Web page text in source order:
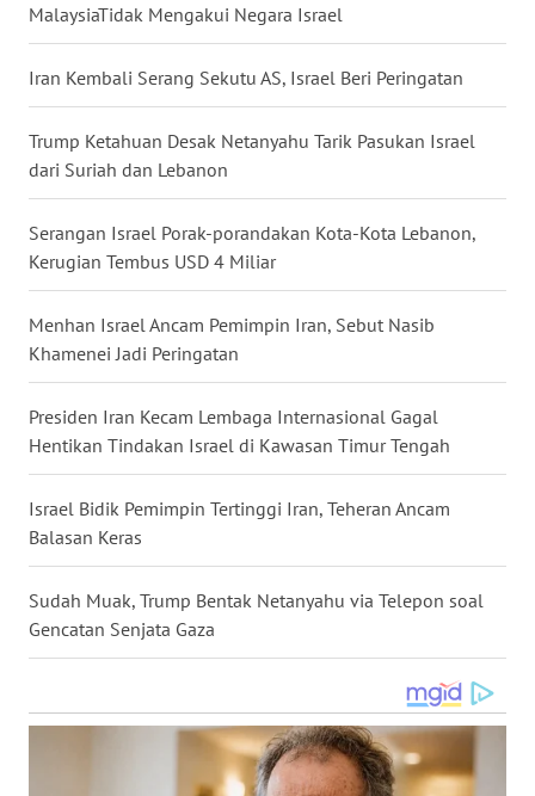
MalaysiaTidak Mengakui Negara Israel
Iran Kembali Serang Sekutu AS, Israel Beri Peringatan
Trump Ketahuan Desak Netanyahu Tarik Pasukan Israel
dari Suriah dan Lebanon
Serangan Israel Porak-porandakan Kota-Kota Lebanon,
Kerugian Tembus USD 4 Miliar
Menhan Israel Ancam Pemimpin Iran, Sebut Nasib
Khamenei Jadi Peringatan
Presiden Iran Kecam Lembaga Internasional Gagal
Hentikan Tindakan Israel di Kawasan Timur Tengah
Israel Bidik Pemimpin Tertinggi Iran, Teheran Ancam
Balasan Keras
Sudah Muak, Trump Bentak Netanyahu via Telepon soal
Gencatan Senjata Gaza
WN
BENGKULU
WN
LAMPUNG
WN
JATENG
WN
NUSANTARA
WN
WN